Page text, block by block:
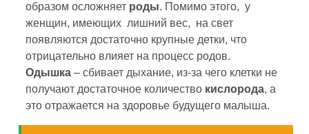
образом осложняет роды. Помимо этого, у
женщин, имеющих лишний вес, на свет
появляются достаточно крупные детки, что
отрицательно влияет на процесс родов.
Одышка – сбивает дыхание, из-за чего клетки не
получают достаточное количество кислорода, а
это отражается на здоровье будущего малыша.